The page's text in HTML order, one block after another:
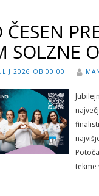
SOLZNE
2026 OB 00:00
tekme